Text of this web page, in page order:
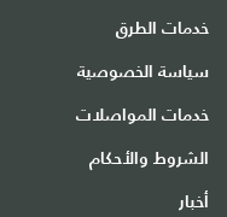
خدمات الطرق
سياسة الخصوصية
خدمات المواصلات
الشروط والأحكام
أخبار